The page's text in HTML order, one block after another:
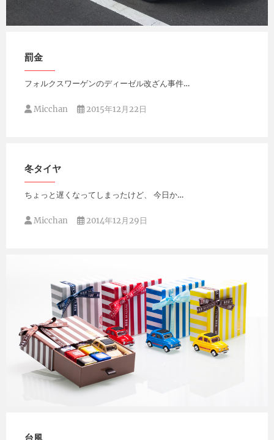
罰金
フォルクスワーゲンのディーゼル改ざん事件…
Micchan 2015年12月22日
冬タイヤ
ちょっと遅くなってしまったけど、 今日か…
Micchan 2014年12月29日